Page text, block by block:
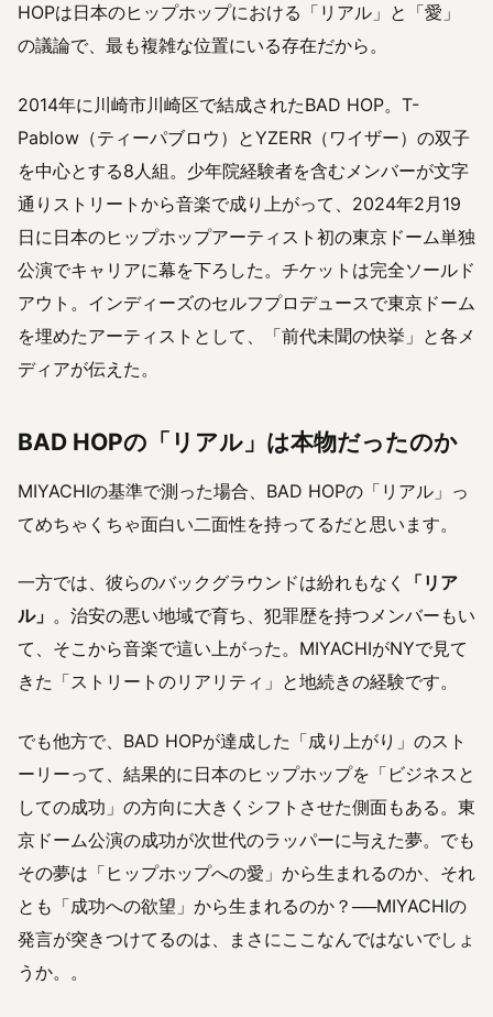
HOPは日本のヒップホップにおける「リアル」と「愛」
の議論で、最も複雑な位置にいる存在だから。
2014年に川崎市川崎区で結成されたBAD HOP。T-
Pablow（ティーパブロウ）とYZERR（ワイザー）の双子
を中心とする8人組。少年院経験者を含むメンバーが文字
通りストリートから音楽で成り上がって、2024年2月19
日に日本のヒップホップアーティスト初の東京ドーム単独
公演でキャリアに幕を下ろした。チケットは完全ソールド
アウト。インディーズのセルフプロデュースで東京ドーム
を埋めたアーティストとして、「前代未聞の快挙」と各メ
ディアが伝えた。
BAD HOPの「リアル」は本物だったのか
MIYACHIの基準で測った場合、BAD HOPの「リアル」っ
てめちゃくちゃ面白い二面性を持ってるだと思います。
一方では、彼らのバックグラウンドは紛れもなく
「リア
ル」 。治安の悪い地域で育ち、犯罪歴を持つメンバーもい
て、そこから音楽で這い上がった。MIYACHIがNYで見て
きた「ストリートのリアリティ」と地続きの経験です。
でも他方で、BAD HOPが達成した「成り上がり」のスト
ーリーって、結果的に日本のヒップホップを「ビジネスと
しての成功」の方向に大きくシフトさせた側面もある。東
京ドーム公演の成功が次世代のラッパーに与えた夢。でも
その夢は「ヒップホップへの愛」から生まれるのか、それ
とも「成功への欲望」から生まれるのか？──MIYACHIの
発言が突きつけてるのは、まさにここなんではないでしょ
うか。。